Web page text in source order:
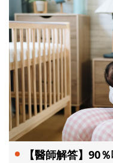
【醫師解答】90